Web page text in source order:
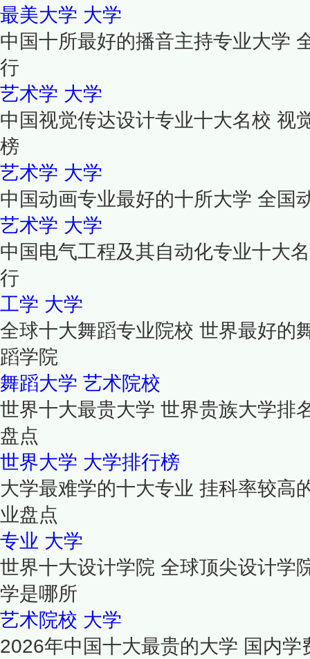
最美大学 大学
中国十所最好的播音主持专业大学
行
艺术学 大学
中国视觉传达设计专业十大名校 视
榜
艺术学 大学
中国动画专业最好的十所大学 全国
艺术学 大学
中国电气工程及其自动化专业十大
行
工学 大学
全球十大舞蹈专业院校 世界最好的
蹈学院
舞蹈大学 艺术院校
世界十大最贵大学 世界贵族大学排
盘点
世界大学 大学排行榜
大学最难学的十大专业 挂科率较高
业盘点
专业 大学
世界十大设计学院 全球顶尖设计学
学是哪所
艺术院校 大学
2026年中国十大最贵的大学 国内